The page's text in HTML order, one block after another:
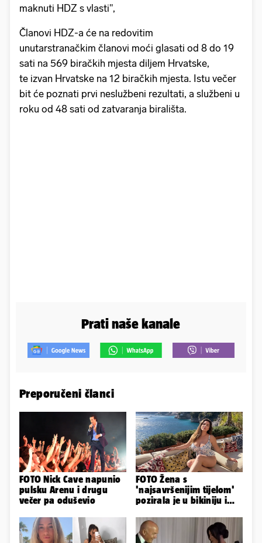
maknuti HDZ s vlasti",
Članovi HDZ-a će na redovitim
unutarstranačkim članovi moći glasati od 8 do 19
sati na 569 biračkih mjesta diljem Hrvatske,
te izvan Hrvatske na 12 biračkih mjesta. Istu večer
bit će poznati prvi neslužbeni rezultati, a službeni u
roku od 48 sati od zatvaranja birališta.
Prati naše kanale
Preporučeni članci
FOTO Nick Cave napunio
pulsku Arenu i drugu
večer pa oduševio
FOTO Žena s
'najsavršenijim tijelom'
pozirala je u bikiniju i
obline...